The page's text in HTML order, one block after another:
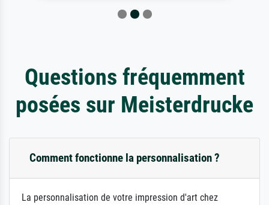
Questions fréquemment
posées sur Meisterdrucke
Comment fonctionne la personnalisation ?
La personnalisation de votre impression d'art chez